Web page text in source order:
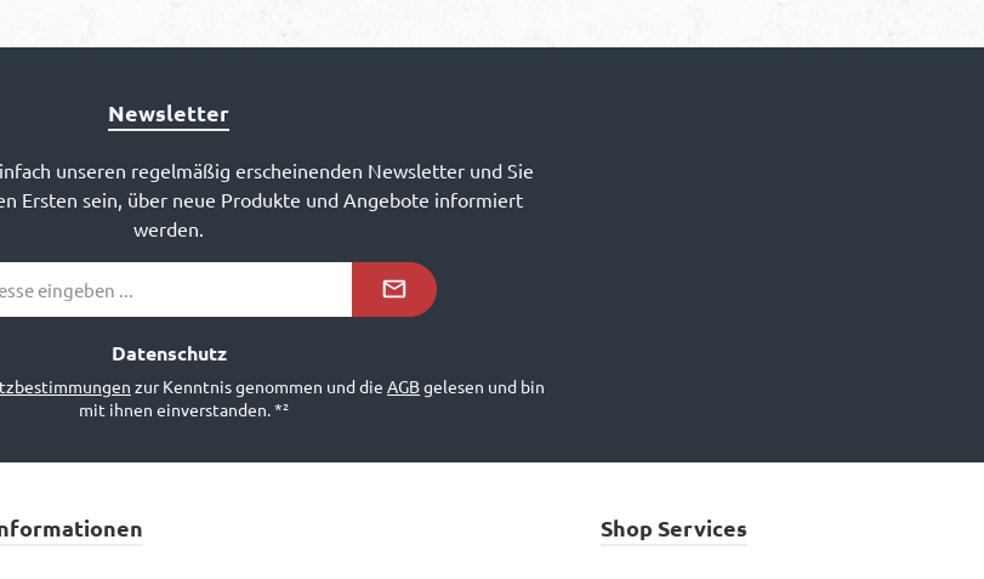
Newsletter
unseren regelmäßig erscheinenden Newsletter und Sie
Ersten sein, über neue Produkte und Angebote informiert
werden.
Datenschutz
zur Kenntnis genommen und die AGBgelesen und bin
mit ihnen einverstanden.*²
Shop Services